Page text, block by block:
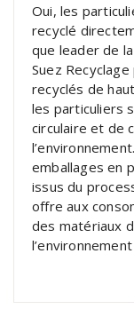
Oui, les
recyclé
que leader de
Suez
recyclés de
les particuliers
circulaire et de
emballages en
issus du
offre aux
des matériaux